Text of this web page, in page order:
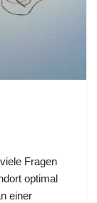
Fragen
optimal
einer